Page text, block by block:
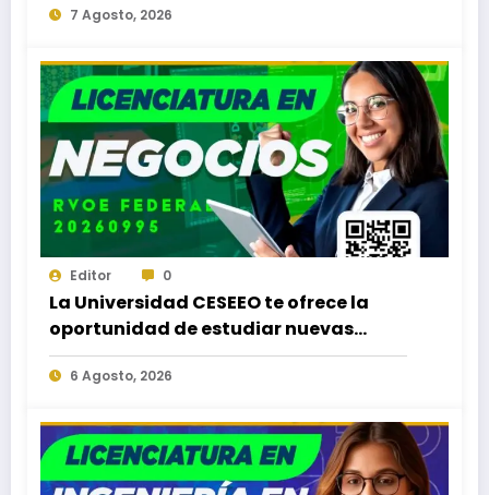
7 Agosto, 2026
Editor 0
La Universidad CESEEO te ofrece la
oportunidad de estudiar nuevas
Licenciaturas en los Campus Oaxaca,
Puerto Escondido, Ixtepec y en la
6 Agosto, 2026